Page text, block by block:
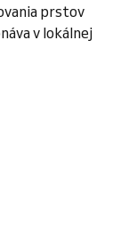
prstov
v lokálnej